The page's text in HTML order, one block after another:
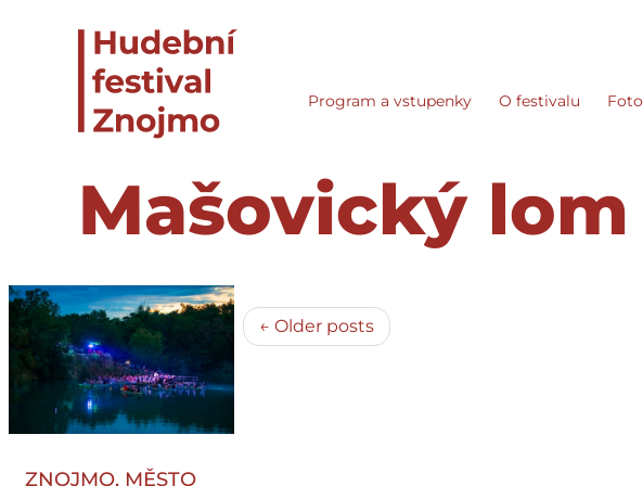
Program a vstupenky O festivalu Foto
Mašovický lom
ZNOJMO, MĚSTO
← Older posts